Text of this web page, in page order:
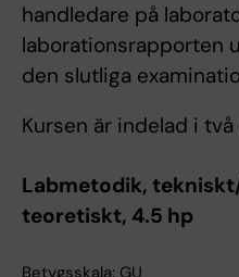
handledare på
laborationsrapporten
den slutliga
Kursen är indelad i
Labmetodik,
teoretiskt, 4.5 hp
Betygsskala: GU